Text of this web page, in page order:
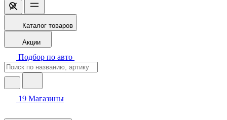
Каталог товаров
Акции
Подбор по авто
19 Магазины